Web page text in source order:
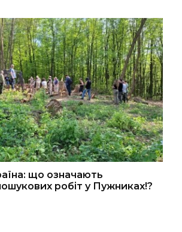
що означають
робіт у Пужниках!?